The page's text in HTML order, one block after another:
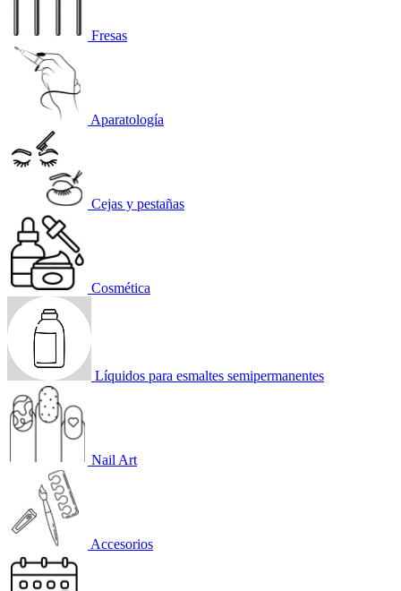
Fresas
Aparatología
Cejas y pestañas
Cosmética
Líquidos para esmaltes semipermanentes
Nail Art
Accesorios